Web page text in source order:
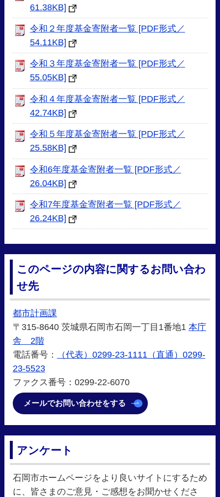
61.38KB]
令和２年度基金寄附者一覧 [PDF形式／
54.11KB]
令和３年度基金寄附者一覧 [PDF形式／
55.05KB]
令和４年度基金寄附者一覧 [PDF形式／
42.74KB]
令和５年度基金寄附者一覧 [PDF形式／
25.58KB]
令和6年度基金寄附者一覧 [PDF形式／
26.04KB]
令和7年度基金寄附者一覧 [PDF形式／
26.24KB]
このページの内容に関するお問い合わ
せ先
都市計画課
〒315-8640 茨城県石岡市石岡一丁目1番地1 本庁
舎 2階
電話番号：
（代表）0299-23-1111（直通）0299-
23-5523
ファクス番号：0299-22-6070
メールでお問い合わせをする
アンケート
石岡市ホームページをより良いサイトにするため
に、皆さまのご意見・ご感想をお聞かせくださ